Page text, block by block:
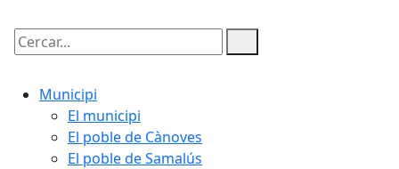
Cercar:
Municipi
El municipi
El poble de Cànoves
El poble de Samalús